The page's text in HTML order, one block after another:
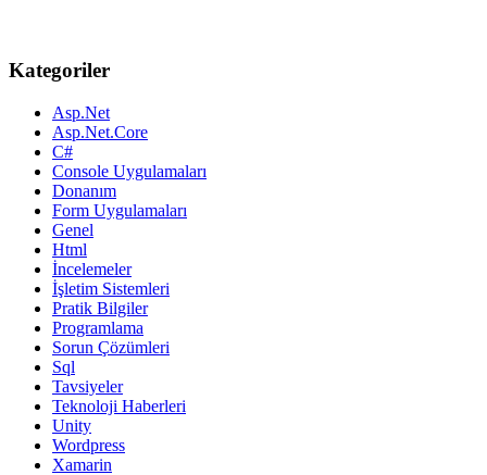
Kategoriler
Asp.Net
Asp.Net.Core
C#
Console Uygulamaları
Donanım
Form Uygulamaları
Genel
Html
İncelemeler
İşletim Sistemleri
Pratik Bilgiler
Programlama
Sorun Çözümleri
Sql
Tavsiyeler
Teknoloji Haberleri
Unity
Wordpress
Xamarin